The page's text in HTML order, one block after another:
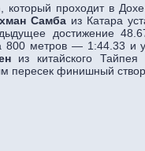
проходит в
Самбаиз Катара
достижение
метров — 1:44.33 и
из китайского
пересек финишный